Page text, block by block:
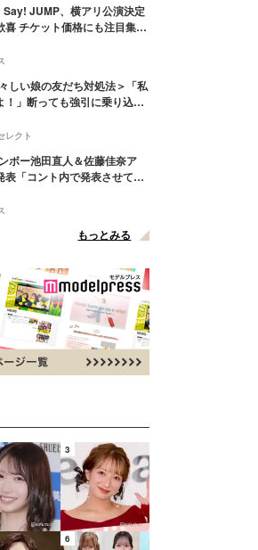
JUMP、横アリ公演決定
喜 チケット価格にも注目集ま
しい娘の友だち対処法＞「私
！」断っても強引に乗り込ん
レクト
ボー池田直人＆佐藤佳奈ア
表「コント内で発表させてい
もっとみる
3
6